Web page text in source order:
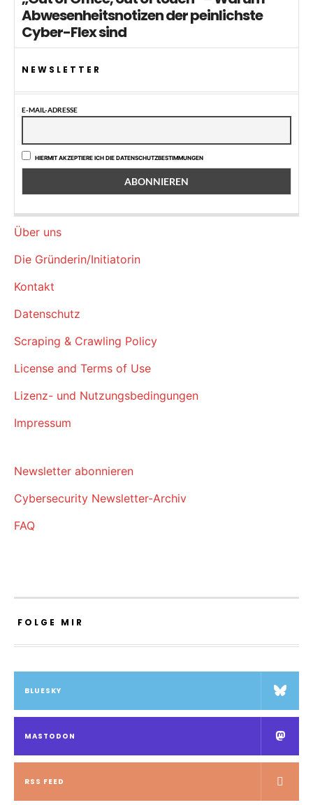
Abwesenheitsnotizen der peinlichste
Cyber-Flex sind
NEWSLETTER
E-MAIL-ADRESSE
HIERMIT AKZEPTIERE ICH DIE DATENSCHUTZBESTIMMUNGEN
Über uns
Die Gründerin/Initiatorin
Kontakt
Datenschutz
Scraping & Crawling Policy
License and Terms of Use
Lizenz- und Nutzungsbedingungen
Impressum
Newsletter abonnieren
Cybersecurity Newsletter-Archiv
FAQ
FOLGE MIR
BLUESKY
MASTODON
RSS FEED